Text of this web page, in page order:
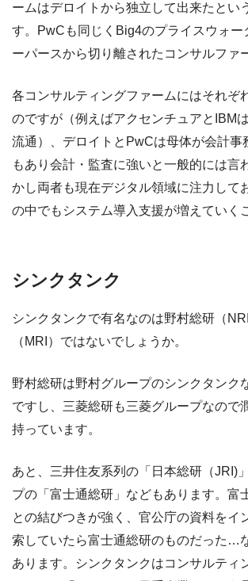
ームはデロイトから独立して出来たとい
す。PwCも同じくBig4のプライスウォー
ーパースから切り離されたコンサルファ
各コンサルティングファームにはそれぞ
のですが（例えばアクセンチュアとIBM
流通）、デロイトとPwCは母体が会計事
もあり会計・監査に強いと一般的には言
かし両者も現在デジタル領域に注力して
の中でもシステム導入支援が増えていく
シンクタンク
シンクタンクで有名なのは野村総研（
（MRI）ではないでしょうか。
野村総研は野村グループのシンクタンク
ですし、三菱総研も三菱グループなので
持っています。
あと、三井住友系列の「日本総研（JRI)
プの「富士通総研」などもあります。富
との結びつきが強く、官公庁の資料をイ
索していたら富士通総研のものだった…
あります。シンクタンクはコンサルティ